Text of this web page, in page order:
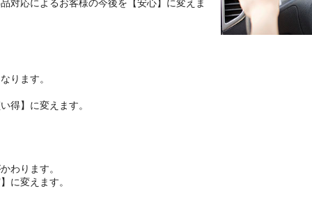
ります。
得】に変えます。
わります。
に変えます。